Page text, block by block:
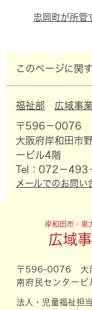
忠岡町が所管
このページに関
福祉部 広域事
〒596－0076
大阪府岸和田市
ービル4階
Tel：072－493
メールでのお問い
岸和田市・泉
広域
〒596-0076 大
南府民センタービ
法人・児童福祉担当